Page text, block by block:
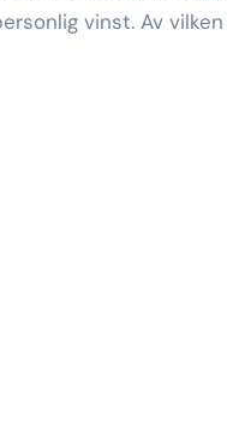
vinst. Av